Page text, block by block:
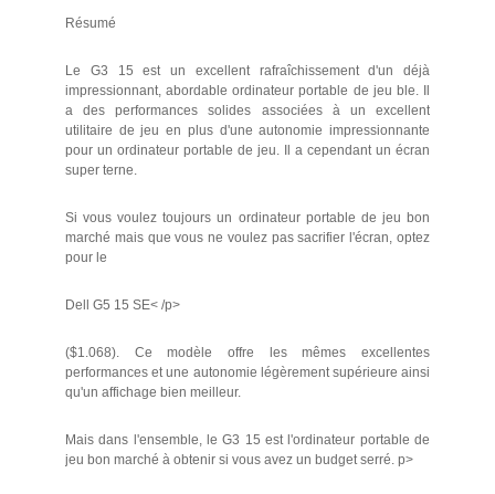
Résumé
Le G3 15 est un excellent rafraîchissement d'un déjà
impressionnant, abordable ordinateur portable de jeu ble. Il
a des performances solides associées à un excellent
utilitaire de jeu en plus d'une autonomie impressionnante
pour un ordinateur portable de jeu. Il a cependant un écran
super terne.
Si vous voulez toujours un ordinateur portable de jeu bon
marché mais que vous ne voulez pas sacrifier l'écran, optez
pour le
Dell G5 15 SE< /p>
($1.068). Ce modèle offre les mêmes excellentes
performances et une autonomie légèrement supérieure ainsi
qu'un affichage bien meilleur.
Mais dans l'ensemble, le G3 15 est l'ordinateur portable de
jeu bon marché à obtenir si vous avez un budget serré. p>